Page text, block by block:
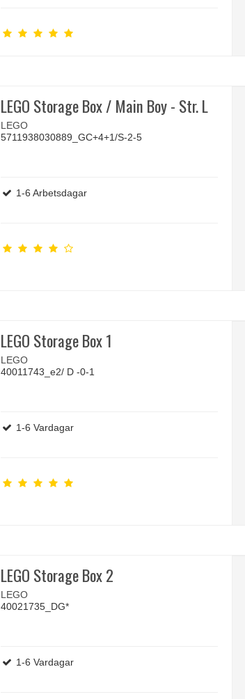
LEGO Storage Box / Main Boy - Str. L
LEGO
5711938030889_GC+4+1/S-2-5
1-6 Arbetsdagar
LEGO Storage Box 1
LEGO
40011743_e2/ D -0-1
1-6 Vardagar
LEGO Storage Box 2
LEGO
40021735_DG*
1-6 Vardagar